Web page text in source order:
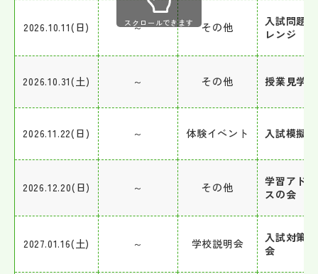
2026.10.11(日) ～ その他
入試問題
レンジ
2026.10.31(土) ～ その他 授業見学会
2026.11.22(日) ～ 体験イベント 入試模擬
2026.12.20(日) ～ その他
学習アド
スの会
2027.01.16(土) ～ 学校説明会
入試対策
会
スクロールできます